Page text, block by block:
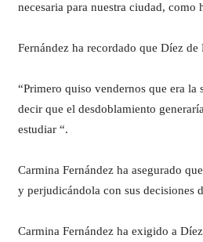
necesaria para nuestra ciudad,
Fernández ha recordado que Díez
“Primero quiso vendernos que era
decir que el desdoblamiento
estudiar “.
Carmina Fernández ha asegurado
y perjudicándola con sus decisiones
Carmina Fernández ha exigido a